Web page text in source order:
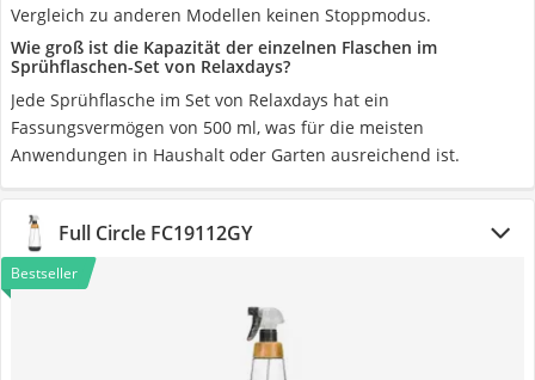
Vergleich zu anderen Modellen keinen Stoppmodus.
Wie groß ist die Kapazität der einzelnen Flaschen im
Sprühflaschen-Set von Relaxdays?
Jede Sprühflasche im Set von Relaxdays hat ein
Fassungsvermögen von 500 ml, was für die meisten
Anwendungen in Haushalt oder Garten ausreichend ist.
Full Circle FC19112GY
Bestseller